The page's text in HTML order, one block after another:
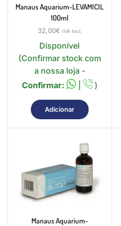
Manaus Aquarium-LEVAMICIL
100ml
32,00€ IVA Incl.
Disponível
(Confirmar stock com
a nossa loja -
Confirmar:
| )
Adicionar
Manaus Aquarium-